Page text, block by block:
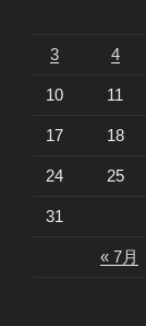
« 7月
3 4
10 11
17 18
24 25
31